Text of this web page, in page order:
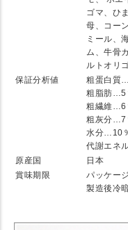
ゴマ、ひ
母、コー
ミール、
ム、牛骨
ルトオリ
保証分析値
粗蛋白質
粗脂肪…5
粗繊維…6
粗灰分…7
水分…10
代謝エネ
原産国
日本
賞味期限
パッケー
製造後冷